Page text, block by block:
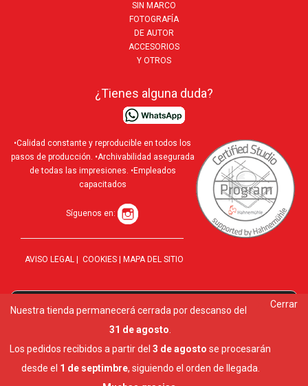
SIN MARCO
FOTOGRAFÍA
DE AUTOR
ACCESORIOS
Y OTROS
¿Tienes alguna duda?
•Calidad constante y reproducible en todos los
pasos de producción. •Archivabilidad asegurada
de todas las impresiones. •Empleados
capacitados
Síguenos en:
AVISO LEGAL COOKIES MAPA DEL SITIO
Cerrar
Nuestra tienda permanecerá cerrada por descanso del
31 de agosto
Los pedidos recibidos a partir del 3 de agosto se procesarán
desde el 1 de septimbre, siguiendo el orden de llegada.
Utilizamos cookies para ofrecerte la mejor experiencia en
Puedes aprender más sobre qué cookies utilizamos o
desactivarlas en los ajustes.
Aceptar Ajustes Cerrar el banner de cookies RGPD